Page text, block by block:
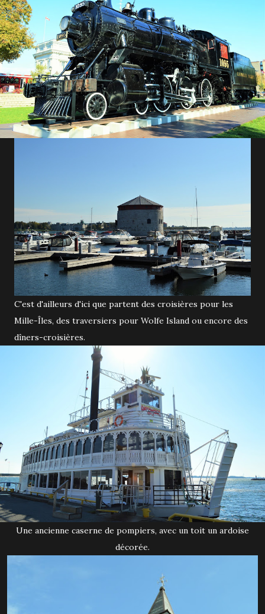
C'est d'ailleurs d'ici que partent des croisières pour les
Mille-Îles, des traversiers pour Wolfe Island ou encore des
dîners-croisières.
Une ancienne caserne de pompiers, avec un toit un ardoise
décorée.